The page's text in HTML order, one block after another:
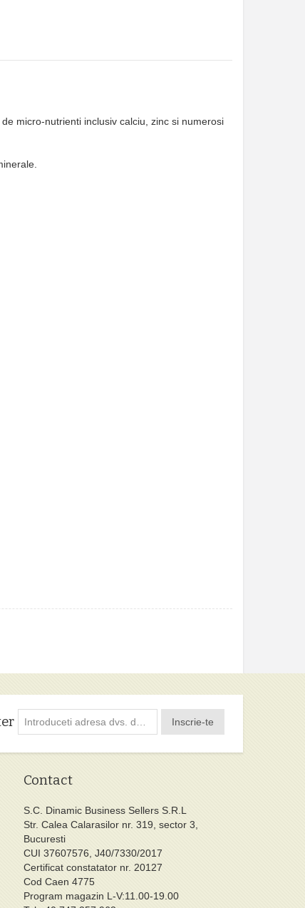
micro-nutrienti inclusiv calciu, zinc si numerosi
Inscrie-te
Contact
S.C. Dinamic Business Sellers S.R.L
Str. Calea Calarasilor nr. 319, sector 3,
Bucuresti
CUI 37607576, J40/7330/2017
Certificat constatator nr. 20127
Cod Caen 4775
Program magazin L-V:11.00-19.00